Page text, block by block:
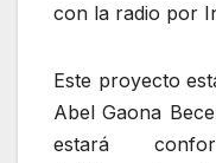
con la radio por
Este proyecto
Abel Gaona
estará